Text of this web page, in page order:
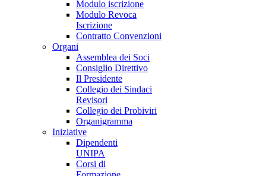
Modulo iscrizione
Modulo Revoca
Iscrizione
Contratto Convenzioni
Organi
Assemblea dei Soci
Consiglio Direttivo
Il Presidente
Collegio dei Sindaci
Revisori
Collegio dei Probiviri
Organigramma
Iniziative
Dipendenti
UNIPA
Corsi di